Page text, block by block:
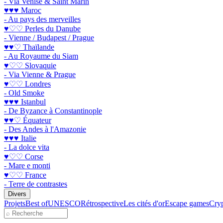
♥♥♥ Maroc
- Au pays des merveilles
♥♡♡ Perles du Danube
- Vienne / Budapest / Prague
♥♥♡ Thaïlande
- Au Royaume du Siam
♥♡♡ Slovaquie
- Via Vienne & Prague
♥♡♡ Londres
- Old Smoke
♥♥♥ Istanbul
- De Byzance à Constantinople
♥♥♡ Équateur
- Des Andes à l'Amazonie
♥♥♥ Italie
- La dolce vita
♥♡♡ Corse
- Mare e monti
♥♡♡ France
- Terre de contrastes
Divers
ProjetsBest ofUNESCORétrospectiveLes cités d'orEscape games